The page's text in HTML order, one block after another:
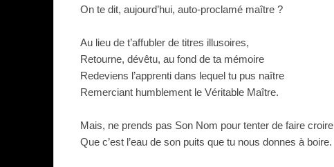
On te dit, aujourd’hui, auto-proclamé maître ?
Au lieu de t’affubler de titres illusoires,
Retourne, dévêtu, au fond de ta mémoire
Redeviens l’apprenti dans lequel tu pus naître
Remerciant humblement le Véritable Maître.
Mais, ne prends pas Son Nom pour tenter de faire croire
Que c’est l’eau de son puits que tu nous donnes à boire.